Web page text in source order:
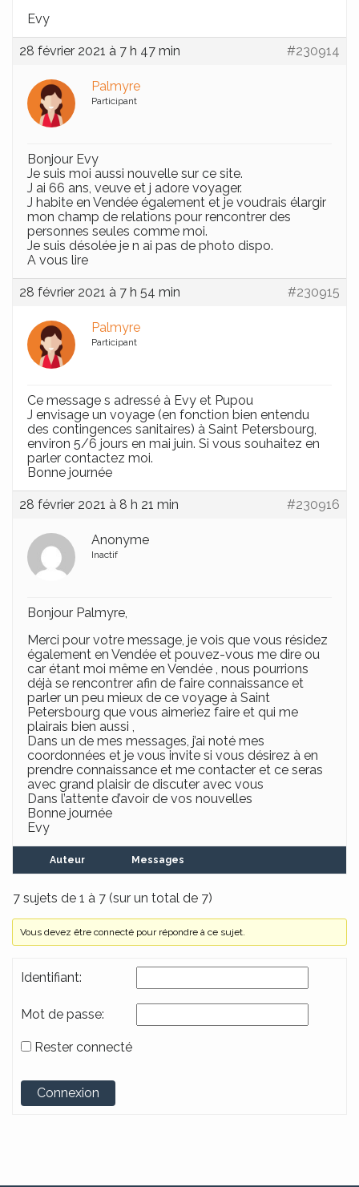
Evy
28 février 2021 à 7 h 47 min #230914
Palmyre
Participant
Bonjour Evy
Je suis moi aussi nouvelle sur ce site.
J ai 66 ans, veuve et j adore voyager.
J habite en Vendée également et je voudrais élargir
mon champ de relations pour rencontrer des
personnes seules comme moi.
Je suis désolée je n ai pas de photo dispo.
A vous lire
28 février 2021 à 7 h 54 min #230915
Palmyre
Participant
Ce message s adressé à Evy et Pupou
J envisage un voyage (en fonction bien entendu
des contingences sanitaires) à Saint Petersbourg,
environ 5/6 jours en mai juin. Si vous souhaitez en
parler contactez moi.
Bonne journée
28 février 2021 à 8 h 21 min #230916
Anonyme
Inactif
Bonjour Palmyre,
Merci pour votre message, je vois que vous résidez
également en Vendée et pouvez-vous me dire ou
car étant moi même en Vendée , nous pourrions
déjà se rencontrer afin de faire connaissance et
parler un peu mieux de ce voyage à Saint
Petersbourg que vous aimeriez faire et qui me
plairais bien aussi ,
Dans un de mes messages, j’ai noté mes
coordonnées et je vous invite si vous désirez à en
prendre connaissance et me contacter et ce seras
avec grand plaisir de discuter avec vous
Dans l’attente d’avoir de vos nouvelles
Bonne journée
Evy
Auteur Messages
7 sujets de 1 à 7 (sur un total de 7)
Vous devez être connecté pour répondre à ce sujet.
Identifiant:
Mot de passe:
Rester connecté
Alternative:
Connexion